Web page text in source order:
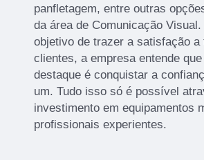
panfletagem, entre outras
da área de Comunicação
objetivo de trazer a satisfação a
clientes, a empresa entende
destaque é conquistar a
um. Tudo isso só é possível
investimento em equipamentos
profissionais experientes.